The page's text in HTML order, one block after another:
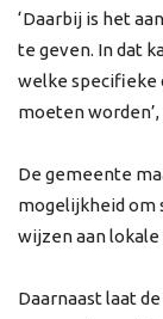
‘Daarbij is het
te geven. In dat
welke specifieke
moeten worden’,
De gemeente
mogelijkheid om
wijzen aan lokale
Daarnaast laat